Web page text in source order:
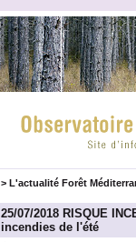
> L'actualité Forêt
25/07/2018 RISQUE
incendies de l'été